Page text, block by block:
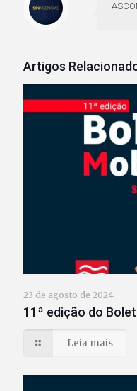
Artigos
23 de agosto de 2024
11ª edição do
Leia mais